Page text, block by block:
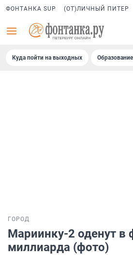
ФОНТАНКА SUP (ОТ)ЛИЧНЫЙ ПИТЕР
Куда пойти на выходных
ГОРОД
Мариинку-2 оденут в
миллиарда (фото)